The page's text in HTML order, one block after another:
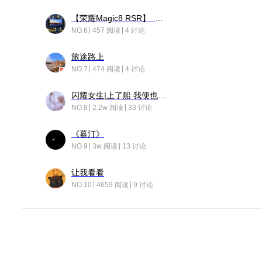
NO.6 457 阅读 4 讨论
旅途路上
NO.7 474 阅读 4 讨论
NO.8 2.2w 阅读 33 讨论
《暮汀》
NO.9 3w 阅读 13 讨论
让我看看
NO.10 4659 阅读 9 讨论